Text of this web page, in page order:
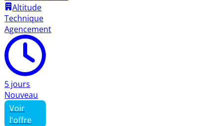
Altitude
Technique
Agencement
5 jours
Nouveau
Voir
l'offre